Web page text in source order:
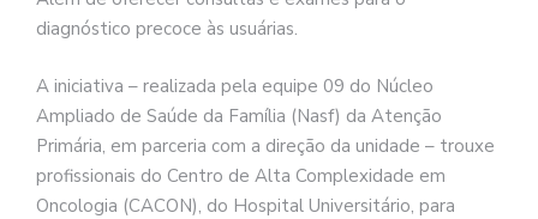
diagnóstico precoce às usuárias.
A iniciativa – realizada pela equipe 09 do Núcleo
Ampliado de Saúde da Família (Nasf) da Atenção
Primária, em parceria com a direção da unidade – trouxe
profissionais do Centro de Alta Complexidade em
Oncologia (CACON), do Hospital Universitário, para